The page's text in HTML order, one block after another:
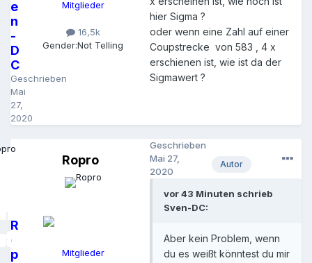
e
n
-
D
C
Geschrieben
Mai
27,
2020
Mitglieder
16,5k
Gender:Not Telling
hier Sigma ?
oder wenn eine Zahl auf einer
Coupstrecke von 583 , 4 x
erschienen ist, wie ist da der
Sigmawert ?
R
o
p
Ropro
Mitglieder
Autor
Geschrieben
Mai 27,
2020
vor 43 Minuten schrieb
Sven-DC:
Aber kein Problem, wenn
du es weißt könntest du mir